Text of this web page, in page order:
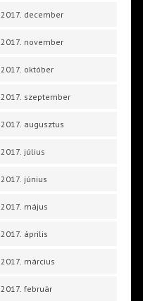
2017. december
2017. november
2017. október
2017. szeptember
2017. augusztus
2017. július
2017. június
2017. május
2017. április
2017. március
2017. február